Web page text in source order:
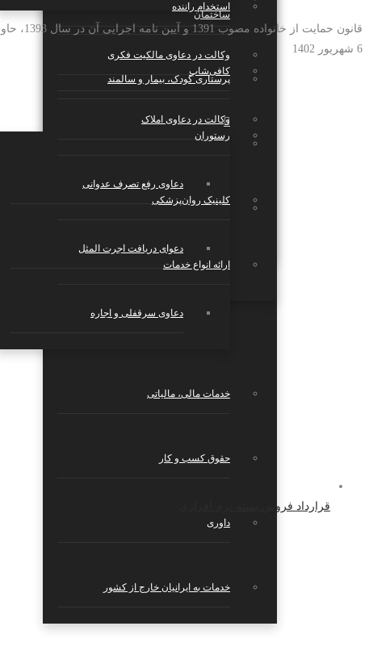
ساختمان
پرستاری کودک، بیمار و سالمند
بازی و سرگرمی
استارتاپ‌ها، شرکت‌های تکنولوژی و دانش
وکالت در دعاوی مالکیت فکری
وکالت در دعاوی املاک
دعاوی رفع تصرف عدوانی
دعوای دریافت اجرت المثل
دعاوی سرقفلی و اجاره
خدمات مالی، مالیاتی
حقوق کسب و کار
داوری
خدمات به ایرانیان خارج از کشور
استخدام راننده
کافی‌شاپ
رستوران
کلینیک روان‌پزشکی
ارائه انواع خدمات
قانون حمایت از خانواده مصوب 1391 و آیین نامه اجرایی آن در سال 1393، حاوی نکات حقوقی است که ممکن است عموم از محتوای آن آگاه نباشند. به همین منظور، در م...
6 شهریور 1402
قرارداد فروش بسته نرم افزاری